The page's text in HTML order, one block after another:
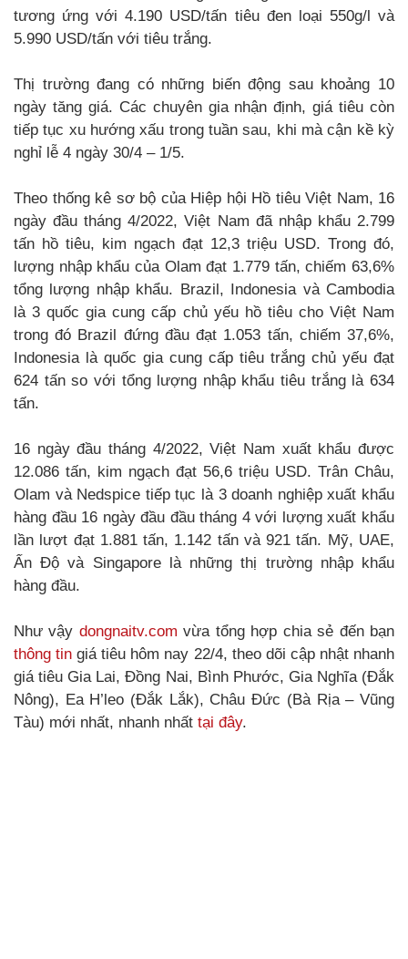
tương ứng với 4.190 USD/tấn tiêu đen loại 550g/l và
5.990 USD/tấn với tiêu trắng.
Thị trường đang có những biến động sau khoảng 10
ngày tăng giá. Các chuyên gia nhận định, giá tiêu còn
tiếp tục xu hướng xấu trong tuần sau, khi mà cận kề kỳ
nghỉ lễ 4 ngày 30/4 – 1/5.
Theo thống kê sơ bộ của Hiệp hội Hồ tiêu Việt Nam, 16
ngày đầu tháng 4/2022, Việt Nam đã nhập khẩu 2.799
tấn hồ tiêu, kim ngạch đạt 12,3 triệu USD. Trong đó,
lượng nhập khẩu của Olam đạt 1.779 tấn, chiếm 63,6%
tổng lượng nhập khẩu. Brazil, Indonesia và Cambodia
là 3 quốc gia cung cấp chủ yếu hồ tiêu cho Việt Nam
trong đó Brazil đứng đầu đạt 1.053 tấn, chiếm 37,6%,
Indonesia là quốc gia cung cấp tiêu trắng chủ yếu đạt
624 tấn so với tổng lượng nhập khẩu tiêu trắng là 634
tấn.
16 ngày đầu tháng 4/2022, Việt Nam xuất khẩu được
12.086 tấn, kim ngạch đạt 56,6 triệu USD. Trân Châu,
Olam và Nedspice tiếp tục là 3 doanh nghiệp xuất khẩu
hàng đầu 16 ngày đầu đầu tháng 4 với lượng xuất khẩu
lần lượt đạt 1.881 tấn, 1.142 tấn và 921 tấn. Mỹ, UAE,
Ấn Độ và Singapore là những thị trường nhập khẩu
hàng đầu.
Như vậy dongnaitv.com vừa tổng hợp chia sẻ đến bạn
thông tin giá tiêu hôm nay 22/4, theo dõi cập nhật nhanh
giá tiêu Gia Lai, Đồng Nai, Bình Phước, Gia Nghĩa (Đắk
Nông), Ea H’leo (Đắk Lắk), Châu Đức (Bà Rịa – Vũng
Tàu) mới nhất, nhanh nhất tại đây.